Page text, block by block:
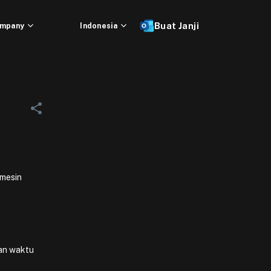
Indonesia Buat Janji
waktu